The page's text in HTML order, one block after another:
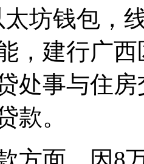
太坊钱包，
，建行广
处事与住
款。